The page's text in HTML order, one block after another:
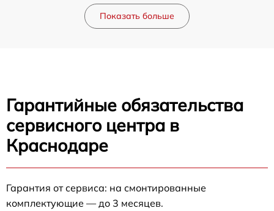
Показать больше
Гарантийные обязательства
сервисного центра в
Краснодаре
Гарантия от сервиса: на смонтированные
комплектующие — до 3 месяцев.